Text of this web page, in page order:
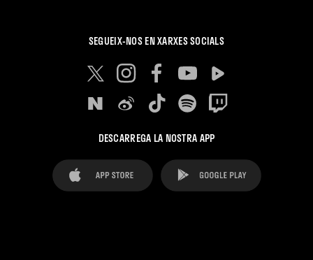
SEGUEIX-NOS EN XARXES SOCIALS
DESCARREGA LA NOSTRA APP